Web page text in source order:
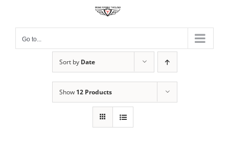
contentGo to...
Sort by Date
Show 12 Products